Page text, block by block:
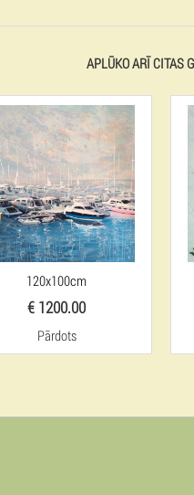
APLŪKO ARĪ CITAS
120x100cm
€ 1200.00
Pārdots